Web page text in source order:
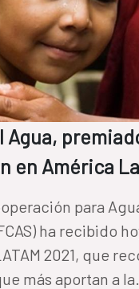
Agua,
en América
para
ha recibido
2021, que
más aportan a la